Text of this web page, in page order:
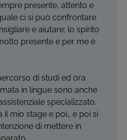
presente, attento e
ci si può confrontare
e aiutare; lo spirito
presente e per me è
di studi ed ora
in lingue sono anche
specializzato.
mio stage e poi… e poi si
di mettere in